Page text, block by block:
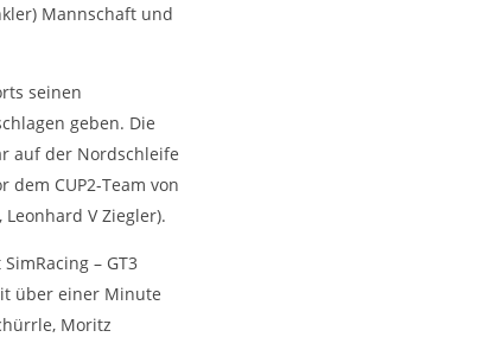
Mannschaft und
seinen
geben. Die
auf der Nordschleife
CUP2-Team von
V Ziegler).
– GT3
über einer Minute
Moritz